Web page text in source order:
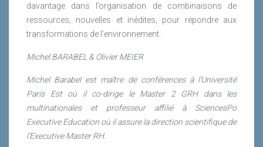
davantage dans l’organisation de combinaisons de
ressources, nouvelles et inédites, pour répondre aux
transformations de l’environnement.
Michel BARABEL & Olivier MEIER
Michel Barabel est maître de conférences à l'Université
Paris Est où il co-dirige le Master 2 GRH dans les
multinationales et professeur affilié à SciencesPo
Executive Education où il assure la direction scientifique de
l'Executive Master RH.